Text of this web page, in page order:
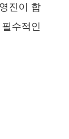
진이 합
수적인